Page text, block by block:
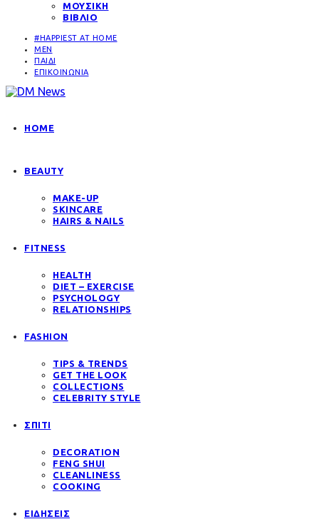
ΜΟΥΣΙΚΗ
ΒΙΒΛΙΟ
#HAPPIEST AT HOME
MEN
ΠΑΙΔΙ
ΕΠΙΚΟΙΝΩΝΙΑ
HOME
BEAUTY
MAKE-UP
SKINCARE
HAIRS & NAILS
FITNESS
HEALTH
DIET – EXERCISE
PSYCHOLOGY
RELATIONSHIPS
FASHION
TIPS & TRENDS
GET THE LOOK
COLLECTIONS
CELEBRITY STYLE
ΣΠΙΤΙ
DECORATION
FENG SHUI
CLEANLINESS
COOKING
ΕΙΔΗΣΕΙΣ